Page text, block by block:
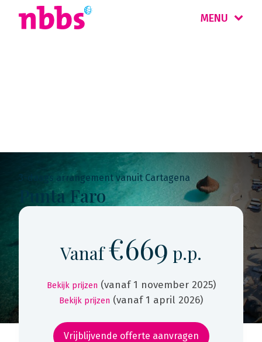
MENU
3-daags arrangement vanuit Cartagena
Punta Faro
Vanaf€669 p.p.
Bekijk prijzen (vanaf 1 november 2025)
Bekijk prijzen (vanaf 1 april 2026)
Vrijblijvende offerte aanvragen